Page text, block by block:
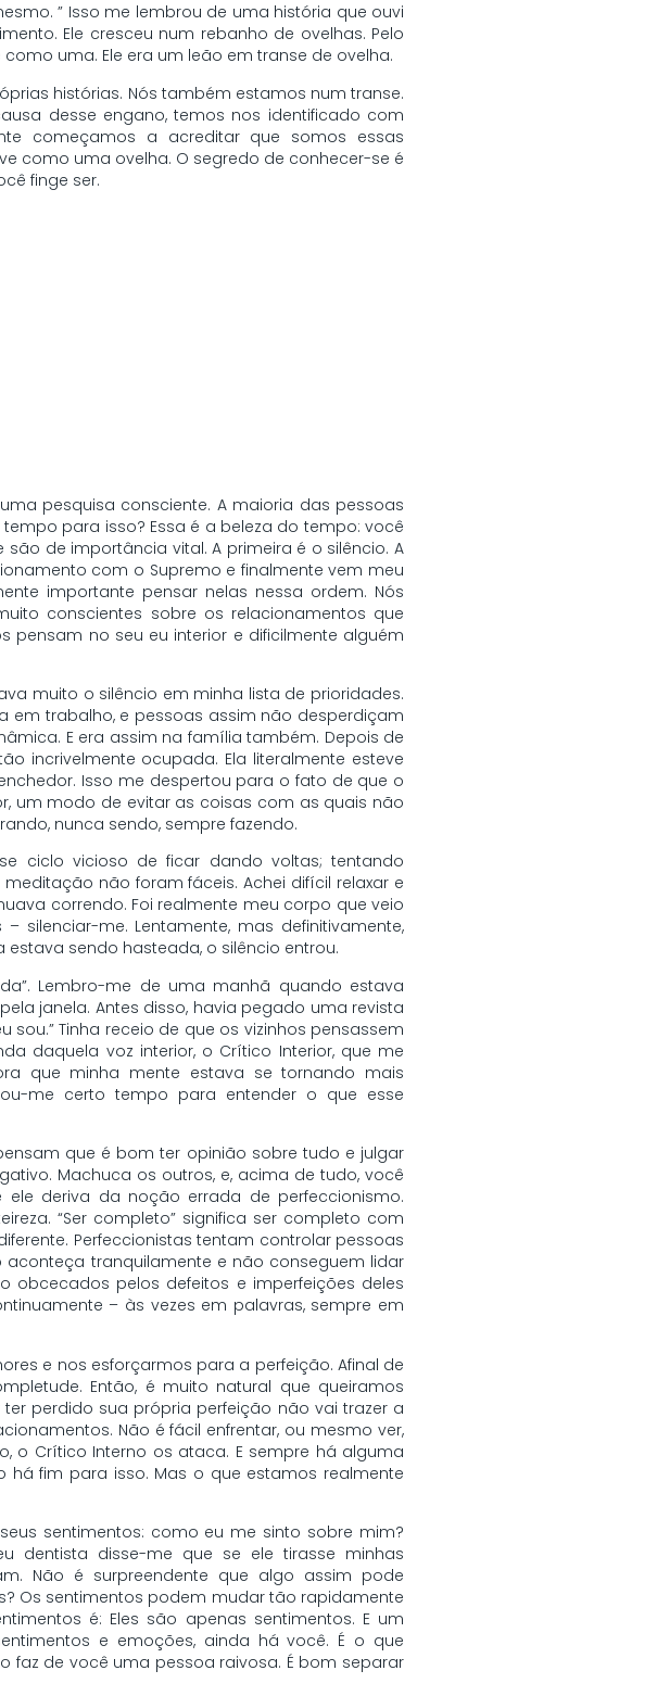
” Isso me lembrou de uma história que ouvi
Ele cresceu num rebanho de ovelhas. Pelo
uma. Ele era um leão em transe de ovelha.
histórias. Nós também estamos num transe.
desse engano, temos nos identificado com
começamos a acreditar que somos essas
como uma ovelha. O segredo de conhecer-se é
finge ser.
pesquisa consciente. A maioria das pessoas
para isso? Essa é a beleza do tempo: você
de importância vital. A primeira é o silêncio. A
com o Supremo e finalmente vem meu
importante pensar nelas nessa ordem. Nós
conscientes sobre os relacionamentos que
pensam no seu eu interior e dificilmente alguém
muito o silêncio em minha lista de prioridades.
em trabalho, e pessoas assim não desperdiçam
E era assim na família também. Depois de
incrivelmente ocupada. Ela literalmente esteve
Isso me despertou para o fato de que o
um modo de evitar as coisas com as quais não
nunca sendo, sempre fazendo.
ciclo vicioso de ficar dando voltas; tentando
não foram fáceis. Achei difícil relaxar e
correndo. Foi realmente meu corpo que veio
me. Lentamente, mas definitivamente,
sendo hasteada, o silêncio entrou.
Lembro-me de uma manhã quando estava
janela. Antes disso, havia pegado uma revista
sou.” Tinha receio de que os vizinhos pensassem
daquela voz interior, o Crítico Interior, que me
que minha mente estava se tornando mais
me certo tempo para entender o que esse
que é bom ter opinião sobre tudo e julgar
Machuca os outros, e, acima de tudo, você
deriva da noção errada de perfeccionismo.
“Ser completo” significa ser completo com
Perfeccionistas tentam controlar pessoas
tranquilamente e não conseguem lidar
obcecados pelos defeitos e imperfeições deles
– às vezes em palavras, sempre em
e nos esforçarmos para a perfeição. Afinal de
Então, é muito natural que queiramos
perdido sua própria perfeição não vai trazer a
Não é fácil enfrentar, ou mesmo ver,
o Crítico Interno os ataca. E sempre há alguma
fim para isso. Mas o que estamos realmente
sentimentos: como eu me sinto sobre mim?
dentista disse-me que se ele tirasse minhas
Não é surpreendente que algo assim pode
Os sentimentos podem mudar tão rapidamente
é: Eles são apenas sentimentos. E um
e emoções, ainda há você. É o que
faz de você uma pessoa raivosa. É bom separar